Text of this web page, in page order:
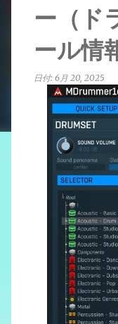
ー（ド
ール情
日付: 6月 20, 2025